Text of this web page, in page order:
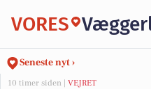
VORES
Seneste nyt ›
10 timer siden | VEJRET